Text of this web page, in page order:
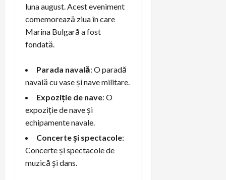
luna august. Acest eveniment
comemorează ziua în care
Marina Bulgară a fost
fondată.
Parada navală: O paradă
navală cu vase și nave militare.
Expoziție de nave: O
expoziție de nave și
echipamente navale.
Concerte și spectacole:
Concerte și spectacole de
muzică și dans.